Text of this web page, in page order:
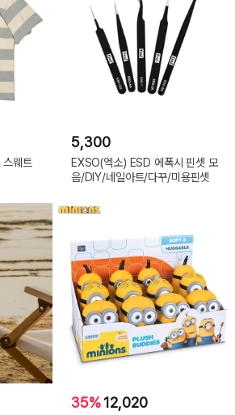
웨트
5,300
EXSO(엑소) ESD 에폭시 핀셋 모
음/DIY/네일아트/다꾸/미용핀셋
35%12,020